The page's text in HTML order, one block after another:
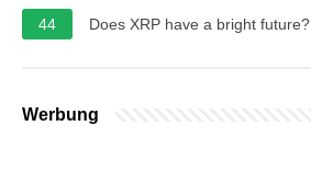
44 Does XRP have a bright future?
Werbung